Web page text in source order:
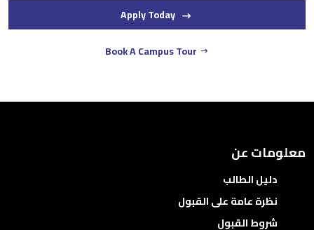
Apply Today
Book A Campus Tour
معلومات عن
دليل الطالب
نظرة عامة على القبول
شروط القبول